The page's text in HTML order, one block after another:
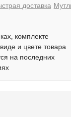
доставка
комплекте
и цвете товара
на последних